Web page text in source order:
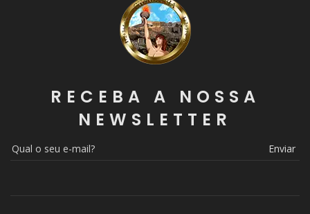
RECEBA A NOSSA
NEWSLETTER
Enviar